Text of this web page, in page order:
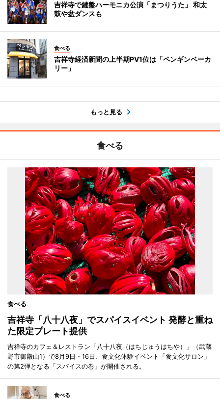
吉祥寺で鍵盤ハーモニカ公演「まつりうた」 和太
鼓や盆ダンスも
食べる
吉祥寺経済新聞の上半期PV1位は「ペンギンベーカ
リー」
もっと見る
食べる
食べる
吉祥寺「八十八夜」でスパイスイベント 発酵と重ね
た限定プレート提供
吉祥寺のカフェ＆レストラン「八十八夜（はちじゅうはちや）」（武蔵
野市御殿山1）で8月9日・16日、食文化体験イベント「食文化サロン」
の第2弾となる「スパイスの巻」が開催される。
食べる